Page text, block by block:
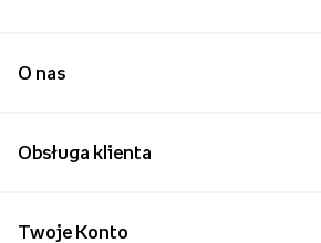
O nas
Obsługa klienta
Twoje Konto